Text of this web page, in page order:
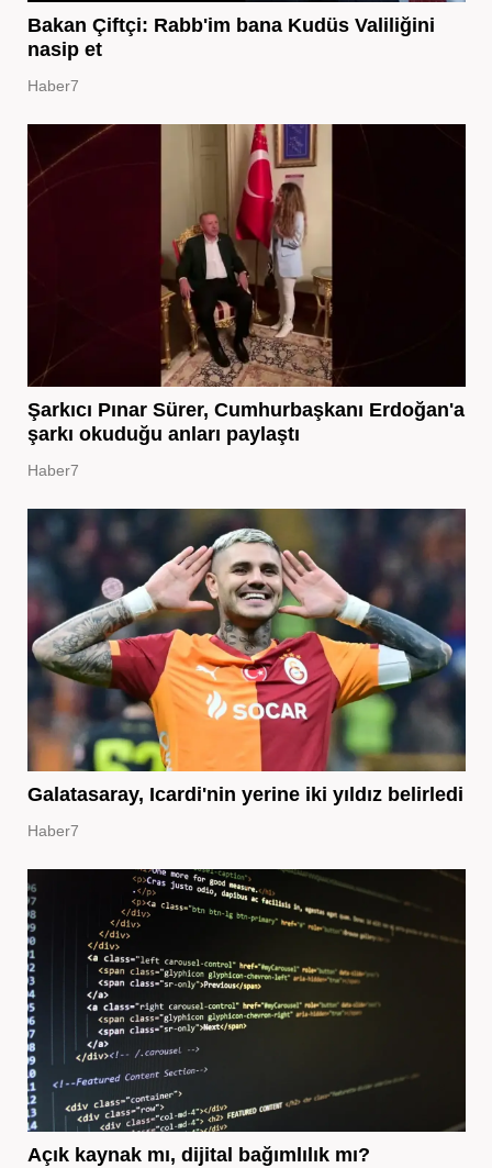
Bakan Çiftçi: Rabb'im bana Kudüs Valiliğini
nasip et
Haber7
Şarkıcı Pınar Sürer, Cumhurbaşkanı Erdoğan'a
şarkı okuduğu anları paylaştı
Haber7
Galatasaray, Icardi'nin yerine iki yıldız belirledi
Haber7
Açık kaynak mı, dijital bağımlılık mı?